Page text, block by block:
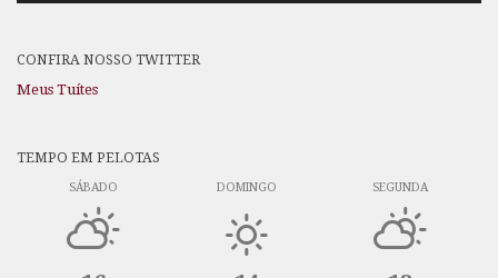
CONFIRA NOSSO TWITTER
Meus Tuítes
TEMPO EM PELOTAS
SÁBADO DOMINGO SEGUNDA